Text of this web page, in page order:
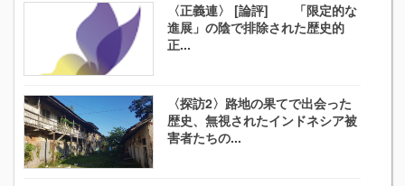
〈正義連〉 [論評] 「限定的な
進展」の陰で排除された歴史的
正...
〈探訪2〉路地の果てで出会った
歴史、無視されたインドネシア被
害者たちの...